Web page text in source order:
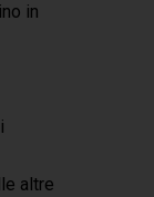
in
altre